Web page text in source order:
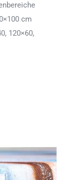
cm
120×60,